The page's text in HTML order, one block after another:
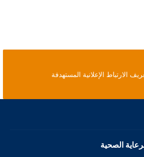
الارتباط الإعلانية المستهدفة
الصحية